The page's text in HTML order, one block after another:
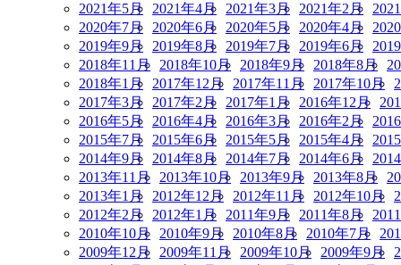
2021年5月
2021年4月 2021年3月 2021年2月
2020年7月
2020年6月 2020年5月 2020年4月
2019年9月
2019年8月 2019年7月 2019年6月
2018年11月
2018年10月 2018年9月 2018年8月
2018年1月
2017年12月 2017年11月 2017年10月
2017年3月
2017年2月 2017年1月 2016年12月
2016年5月
2016年4月 2016年3月 2016年2月
2015年7月
2015年6月 2015年5月 2015年4月
2014年9月
2014年8月 2014年7月 2014年6月
2013年11月
2013年10月 2013年9月 2013年8月
2013年1月
2012年12月 2012年11月 2012年10月
2012年2月
2012年1月 2011年9月 2011年8月
2010年10月
2010年9月 2010年8月 2010年7月
2009年12月
2009年11月 2009年10月 2009年9月